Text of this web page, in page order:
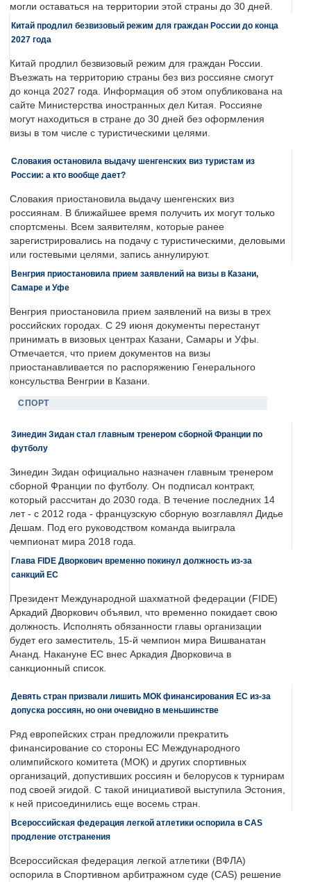
могли оставаться на территории этой страны до 30 дней.
Китай продлил безвизовый режим для граждан России до конца
2027 года
Китай продлил безвизовый режим для граждан России.
Въезжать на территорию страны без виз россияне смогут
до конца 2027 года. Информация об этом опубликована на
сайте Министерства иностранных дел Китая. Россияне
могут находиться в стране до 30 дней без оформления
визы в том числе с туристическими целями.
Словакия остановила выдачу шенгенских виз туристам из
России: а кто вообще дает?
Словакия приостановила выдачу шенгенских виз
россиянам. В ближайшее время получить их могут только
спортсмены. Всем заявителям, которые ранее
зарегистрировались на подачу с туристическими, деловыми
или гостевыми целями, запись аннулируют.
Венгрия приостановила прием заявлений на визы в Казани,
Самаре и Уфе
Венгрия приостановила прием заявлений на визы в трех
российских городах. С 29 июня документы перестанут
принимать в визовых центрах Казани, Самары и Уфы.
Отмечается, что прием документов на визы
приостанавливается по распоряжению Генерального
консульства Венгрии в Казани.
СПОРТ
Зинедин Зидан стал главным тренером сборной Франции по
футболу
Зинедин Зидан официально назначен главным тренером
сборной Франции по футболу. Он подписал контракт,
который рассчитан до 2030 года. В течение последних 14
лет - с 2012 года - французскую сборную возглавлял Дидье
Дешам. Под его руководством команда выиграла
чемпионат мира 2018 года.
Глава FIDE Дворкович временно покинул должность из-за
санкций ЕС
Президент Международной шахматной федерации (FIDE)
Аркадий Дворкович объявил, что временно покидает свою
должность. Исполнять обязанности главы организации
будет его заместитель, 15-й чемпион мира Вишванатан
Ананд. Накануне ЕС внес Аркадия Дворковича в
санкционный список.
Девять стран призвали лишить МОК финансирования ЕС из-за
допуска россиян, но они очевидно в меньшинстве
Ряд европейских стран предложили прекратить
финансирование со стороны ЕС Международного
олимпийского комитета (МОК) и других спортивных
организаций, допустивших россиян и белорусов к турнирам
под своей эгидой. С такой инициативой выступила Эстония,
к ней присоединились еще восемь стран.
Всероссийская федерация легкой атлетики оспорила в CAS
продление отстранения
Всероссийская федерация легкой атлетики (ВФЛА)
оспорила в Спортивном арбитражном суде (CAS) решение